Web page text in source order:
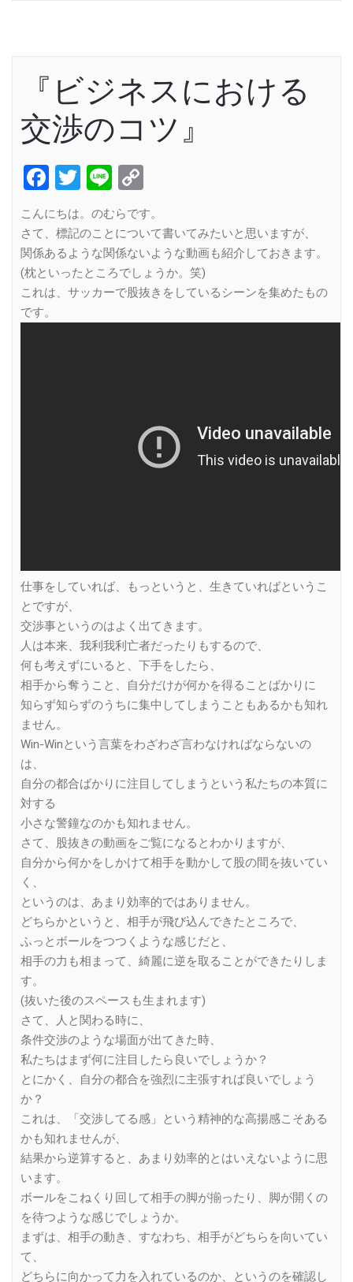
『ビジネスにおける
交渉のコツ』
Facebook
Twitter
Line
Link
こんにちは。のむらです。
さて、標記のことについて書いてみたいと思いますが、
関係あるような関係ないような動画も紹介しておきます。
(枕といったところでしょうか。笑)
これは、サッカーで股抜きをしているシーンを集めたもの
です。
仕事をしていれば、もっというと、生きていればというこ
とですが、
交渉事というのはよく出てきます。
人は本来、我利我利亡者だったりもするので、
何も考えずにいると、下手をしたら、
相手から奪うこと、自分だけが何かを得ることばかりに
知らず知らずのうちに集中してしまうこともあるかも知れ
ません。
Win-Winという言葉をわざわざ言わなければならないの
は、
自分の都合ばかりに注目してしまうという私たちの本質に
対する
小さな警鐘なのかも知れません。
さて、股抜きの動画をご覧になるとわかりますが、
自分から何かをしかけて相手を動かして股の間を抜いてい
く、
というのは、あまり効率的ではありません。
どちらかというと、相手が飛び込んできたところで、
ふっとボールをつつくような感じだと、
相手の力も相まって、綺麗に逆を取ることができたりしま
す。
(抜いた後のスペースも生まれます)
さて、人と関わる時に、
条件交渉のような場面が出てきた時、
私たちはまず何に注目したら良いでしょうか？
とにかく、自分の都合を強烈に主張すれば良いでしょう
か？
これは、「交渉してる感」という精神的な高揚感こそある
かも知れませんが、
結果から逆算すると、あまり効率的とはいえないように思
います。
ボールをこねくり回して相手の脚が揃ったり、脚が開くの
を待つような感じでしょうか。
まずは、相手の動き、すなわち、相手がどちらを向いてい
て、
どちらに向かって力を入れているのか、というのを確認し